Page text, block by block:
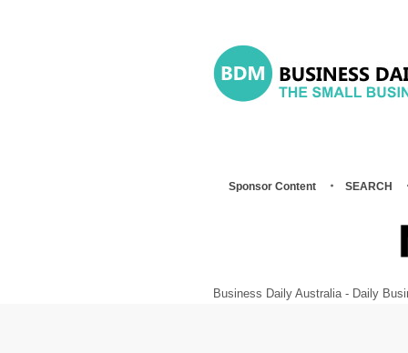
Sponsor Content SEARCH
Business Daily Australia - Daily